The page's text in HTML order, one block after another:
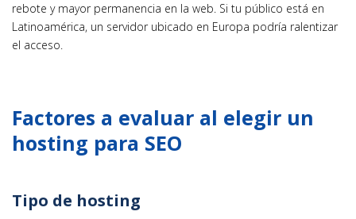
rebote y mayor permanencia en la web. Si tu público está en
Latinoamérica, un servidor ubicado en Europa podría ralentizar
el acceso.
Factores a evaluar al elegir un
hosting para SEO
Tipo de hosting